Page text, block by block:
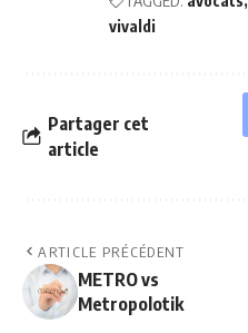
vivaldi
Partager cet
article
ARTICLE PRÉCÉDENT
METRO vs
Metropolotik